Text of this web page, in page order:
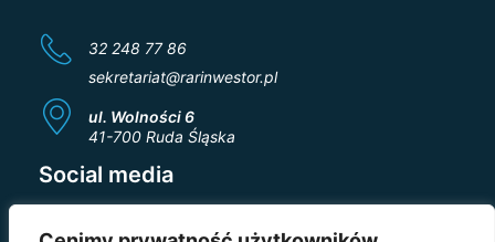
32 248 77 86
sekretariat@rarinwestor.pl
ul. Wolności 6
41-700 Ruda Śląska
Social media